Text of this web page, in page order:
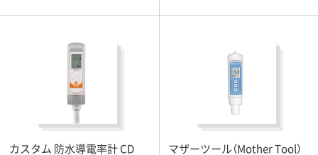
カスタム 防水導電率計 CD
マザーツール（Mother Tool）